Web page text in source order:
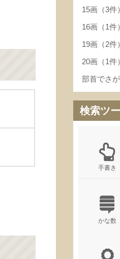
15画（3件）
16画（1件）
19画（2件）
20画（1件）
部首でさ
検索ツ
手書き
かな数